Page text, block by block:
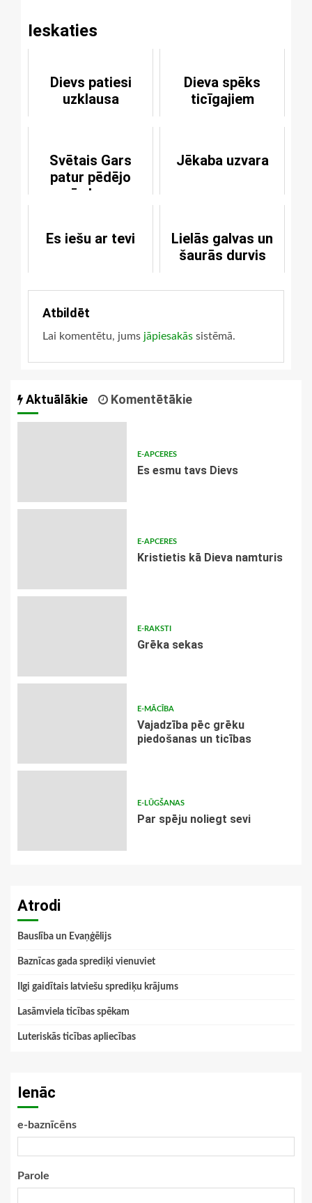
Ieskaties
Dievs patiesi
uzklausa
Dieva spēks
ticīgajiem
Svētais Gars
patur pēdējo
vārdu un
Jēkaba uzvara
Es iešu ar tevi
Lielās galvas un
šaurās durvis
Atbildēt
Lai komentētu, jums jāpiesakās sistēmā.
Aktuālākie Komentētākie
E-APCERES
Es esmu tavs Dievs
E-APCERES
Kristietis kā Dieva namturis
E-RAKSTI
Grēka sekas
E-MĀCĪBA
Vajadzība pēc grēku
piedošanas un ticības
E-LŪGŠANAS
Par spēju noliegt sevi
Atrodi
Bauslība un Evaņģēlijs
Baznīcas gada sprediķi vienuviet
Ilgi gaidītais latviešu sprediķu krājums
Lasāmviela ticības spēkam
Luteriskās ticības apliecības
Ienāc
e-baznīcēns
Parole